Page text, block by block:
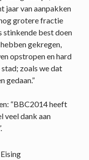
jaar van aanpakken
grotere fractie
stinkende best doen
gekregen,
opstropen en hard
zoals we dat
gedaan.”
“BBC2014 heeft
veel dank aan